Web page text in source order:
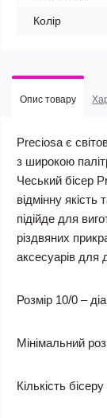
Колір
Опис товару
Preciosa є
з широкою
Чеський бісер
відмінну
підійде для
різдвяних
аксесуарів для
Розмір 10/0 –
Мінімальний
Кількість